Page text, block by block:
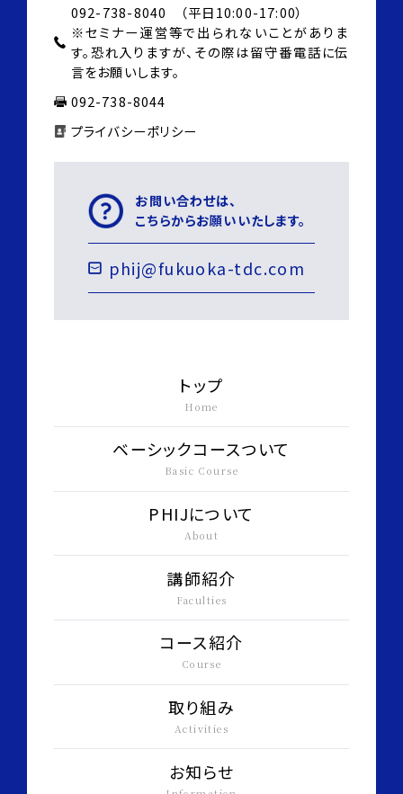
歯科専門医制度
あこがれの職業第16位
歯科衛生士になる為に必要な教育
歯科衛生士の平均年収
未決定の歯科治療計画の見直し
パノラマX線
急性症状部位のデンタルX線
13:00-14:00
Lunch
14:00-16:00
training
16:00-17:00
heading to Haneda Air Port
13:00-14:00
092-738-8040 （平日10:00-17:00）
※セミナー運営等で出られないことがありま
す。恐れ入りますが、その際は留守番電話に伝
言をお願いします。
092-738-8044
プライバシーポリシー
お問い合わせは、
こちらからお願いいたします。
phij@fukuoka-tdc.com
トップ
Home
ベーシックコースついて
Basic Course
PHIJについて
About
講師紹介
Faculties
コース紹介
Course
取り組み
Activities
お知らせ